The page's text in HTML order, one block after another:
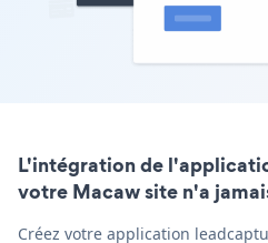
L'intégration de
votre Macaw site n'a
Créez votre application